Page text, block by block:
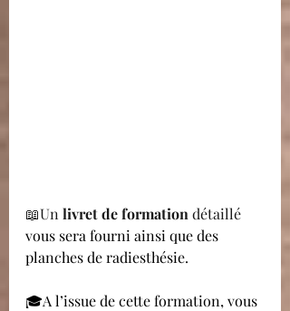
📖Un livret de formation détaillé
vous sera fourni ainsi que des
planches de radiesthésie.
🎓A l’issue de cette formation, vous